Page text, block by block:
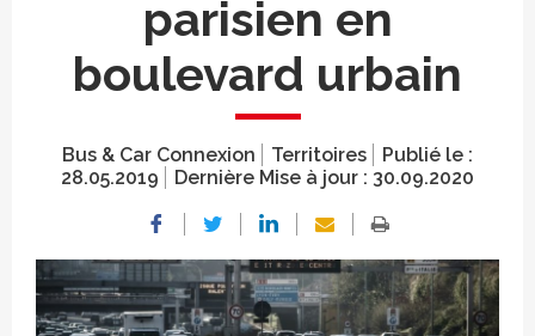
parisien en
boulevard urbain
Bus & Car Connexion Territoires
Publié le :
28.05.2019
Dernière Mise à jour : 30.09.2020